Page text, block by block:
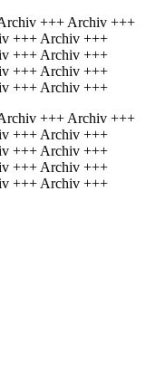
+++ Archiv +++
+++ Archiv +++
+++ Archiv +++
+++ Archiv +++
+++ Archiv +++
+++ Archiv +++
+++ Archiv +++
+++ Archiv +++
+++ Archiv +++
+++ Archiv +++